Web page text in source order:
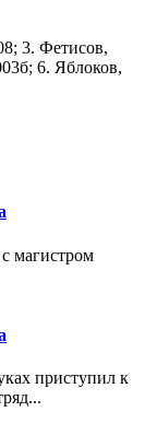
3. Фе­тисов,
6. Яблоков,
магистром
приступил к